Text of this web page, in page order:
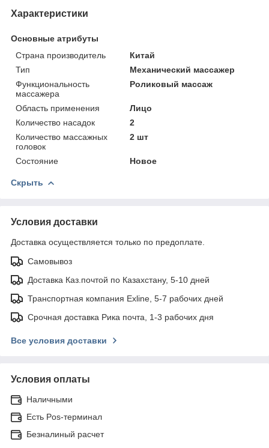
Характеристики
Основные атрибуты
Страна производитель
Китай
Тип
Механический массажер
Функциональность
массажера
Роликовый массаж
Область применения
Лицо
Количество насадок
2
Количество массажных
головок
2 шт
Состояние Новое
Скрыть
Условия доставки
Доставка осуществляется только по предоплате.
Самовывоз
Доставка Каз.почтой по Казахстану, 5-10 дней
Транспортная компания Exline, 5-7 рабочих дней
Срочная доставка Рика почта, 1-3 рабочих дня
Все условия доставки
Условия оплаты
Наличными
Есть Pos-терминал
Безналиный расчет